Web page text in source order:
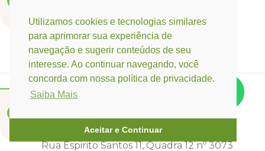
Utilizamos cookies e tecnologias similares
para aprimorar sua experiência de
navegação e sugerir conteúdos de seu
interesse. Ao continuar navegando, você
concorda com nossa política de privacidade.
Saiba Mais
Aceitar e Continuar
Rua Eurídice Chagas Cruz, 2675
Centro
(67) 9 9249-5406
Campo Verde - MT
Rondonópolis - MT
Rua Espirito Santos 11, Quadra 12 nº 3073